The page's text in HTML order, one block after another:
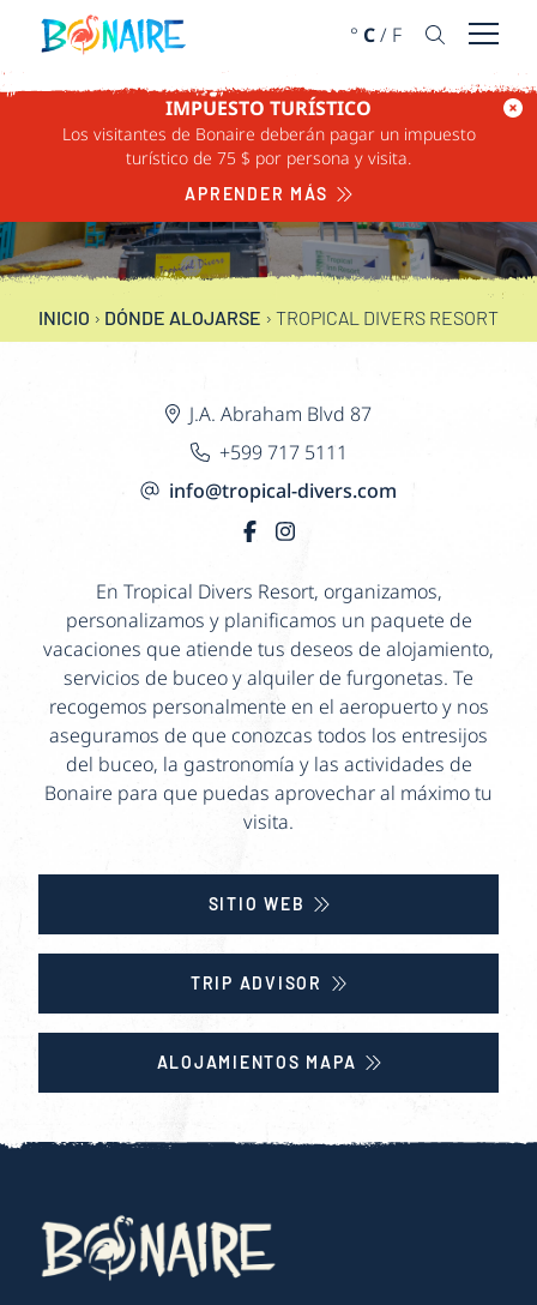
IR AL CONTENIDO
° C/ F Abrir
IMPUESTO TURÍSTICO
Los visitantes de Bonaire deberán pagar un impuesto
turístico de 75 $ por persona y visita.
APRENDER MÁS
TROPICAL DIVERS
RESORT
INICIO › DÓNDE ALOJARSE › TROPICAL DIVERS RESORT
J.A. Abraham Blvd 87
+599 717 5111
info@tropical-divers.com
En Tropical Divers Resort, organizamos,
personalizamos y planificamos un paquete de
vacaciones que atiende tus deseos de alojamiento,
servicios de buceo y alquiler de furgonetas. Te
recogemos personalmente en el aeropuerto y nos
aseguramos de que conozcas todos los entresijos
del buceo, la gastronomía y las actividades de
Bonaire para que puedas aprovechar al máximo tu
visita.
SITIO WEB
TRIP ADVISOR
ALOJAMIENTOS MAPA